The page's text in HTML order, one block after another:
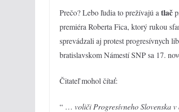
Prečo? Lebo ľudia to prežívajú atlač
premiéra Roberta Fica, ktorý rukou
sprevádzali aj protest progresívnych
bratislavskom Námestí SNP sa 17.
Čitateľ mohol čítať:
“ … voliči Progresívneho Slovenska